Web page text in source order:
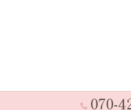
070-